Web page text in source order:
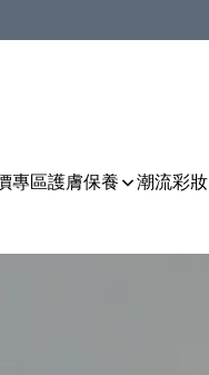
專區護膚保養 潮流彩妝